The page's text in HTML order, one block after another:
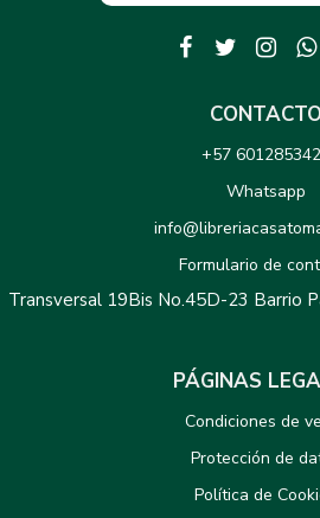
+57
Whatsapp
Formulario de
Transversal 19Bis No.45D-23 Barrio
PÁGINAS
Condiciones de
Protección de
Política de